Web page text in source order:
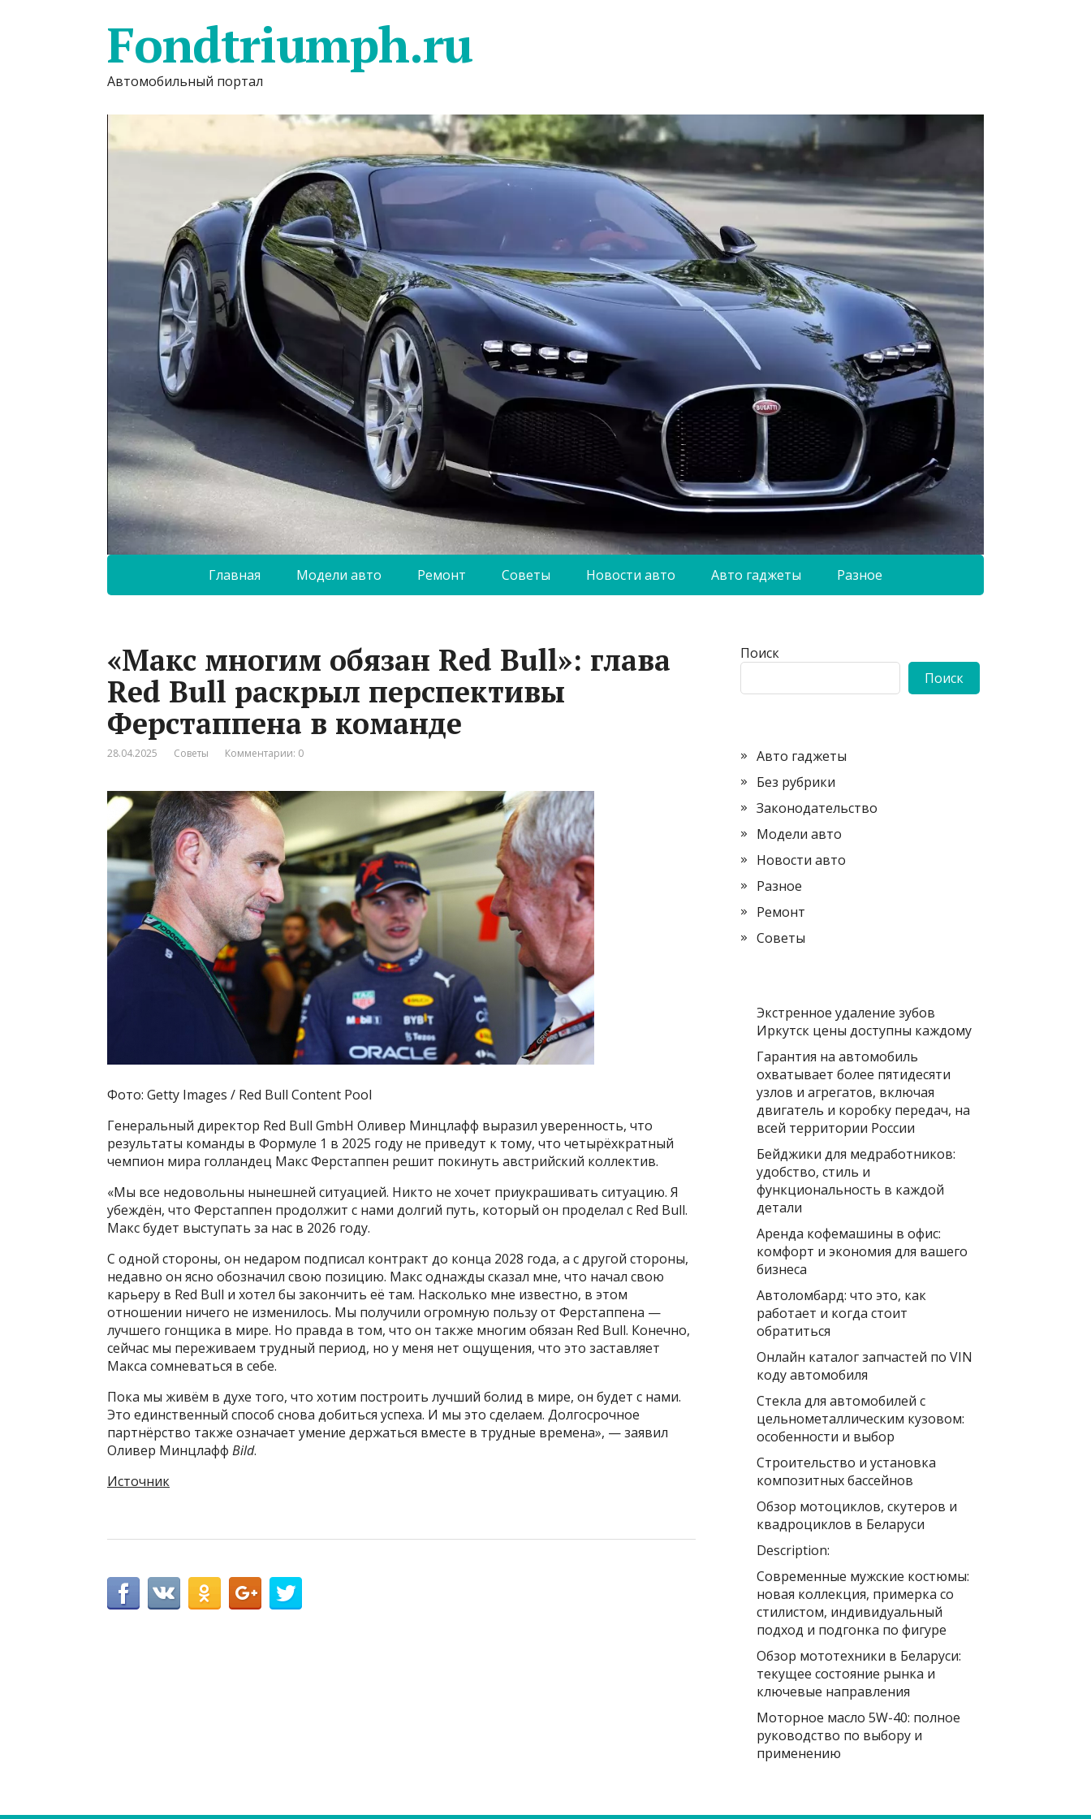
Fondtriumph.ru
Автомобильный портал
Главная Модели авто Ремонт Советы Новости авто Авто гаджеты Разное
«Макс многим обязан Red Bull»: глава
Red Bull раскрыл перспективы
Ферстаппена в команде
28.04.2025 Советы Комментарии: 0
Фото: Getty Images / Red Bull Content Pool
Генеральный директор Red Bull GmbH Оливер Минцлафф выразил уверенность, что
результаты команды в Формуле 1 в 2025 году не приведут к тому, что четырёхкратный
чемпион мира голландец Макс Ферстаппен решит покинуть австрийский коллектив.
«Мы все недовольны нынешней ситуацией. Никто не хочет приукрашивать ситуацию. Я
убеждён, что Ферстаппен продолжит с нами долгий путь, который он проделал с Red Bull.
Макс будет выступать за нас в 2026 году.
С одной стороны, он недаром подписал контракт до конца 2028 года, а с другой стороны,
недавно он ясно обозначил свою позицию. Макс однажды сказал мне, что начал свою
карьеру в Red Bull и хотел бы закончить её там. Насколько мне известно, в этом
отношении ничего не изменилось. Мы получили огромную пользу от Ферстаппена —
лучшего гонщика в мире. Но правда в том, что он также многим обязан Red Bull. Конечно,
сейчас мы переживаем трудный период, но у меня нет ощущения, что это заставляет
Макса сомневаться в себе.
Пока мы живём в духе того, что хотим построить лучший болид в мире, он будет с нами.
Это единственный способ снова добиться успеха. И мы это сделаем. Долгосрочное
партнёрство также означает умение держаться вместе в трудные времена», — заявил
Оливер Минцлафф Bild.
Источник
Поиск
Поиск
Авто гаджеты
Без рубрики
Законодательство
Модели авто
Новости авто
Разное
Ремонт
Советы
Экстренное удаление зубов
Иркутск цены доступны каждому
Гарантия на автомобиль
охватывает более пятидесяти
узлов и агрегатов, включая
двигатель и коробку передач, на
всей территории России
Бейджики для медработников:
удобство, стиль и
функциональность в каждой
детали
Аренда кофемашины в офис:
комфорт и экономия для вашего
бизнеса
Автоломбард: что это, как
работает и когда стоит
обратиться
Онлайн каталог запчастей по VIN
коду автомобиля
Стекла для автомобилей с
цельнометаллическим кузовом:
особенности и выбор
Строительство и установка
композитных бассейнов
Обзор мотоциклов, скутеров и
квадроциклов в Беларуси
Description:
Современные мужские костюмы:
новая коллекция, примерка со
стилистом, индивидуальный
подход и подгонка по фигуре
Обзор мототехники в Беларуси:
текущее состояние рынка и
ключевые направления
Моторное масло 5W-40: полное
руководство по выбору и
применению